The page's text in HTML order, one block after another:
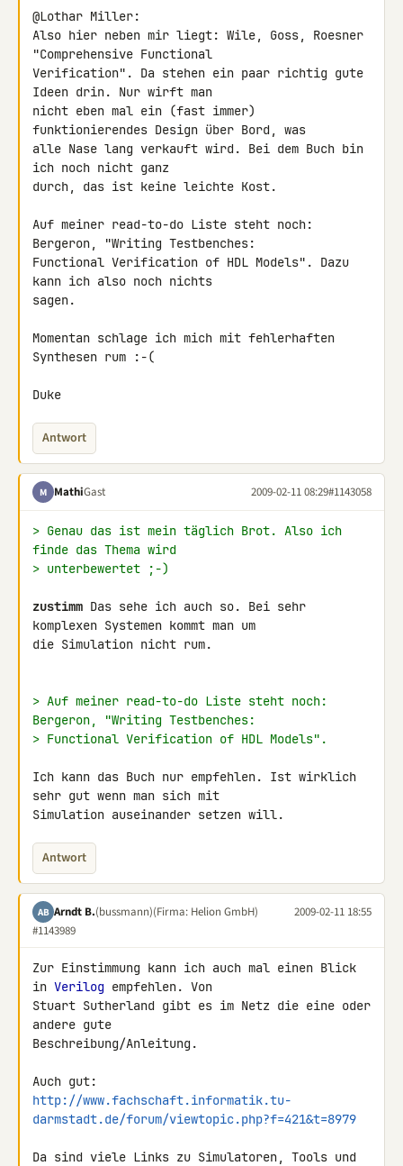
@Lothar Miller:
Also hier neben mir liegt: Wile, Goss, Roesner
"Comprehensive Functional
Verification". Da stehen ein paar richtig gute
Ideen drin. Nur wirft man
nicht eben mal ein (fast immer)
funktionierendes Design über Bord, was
alle Nase lang verkauft wird. Bei dem Buch bin
ich noch nicht ganz
durch, das ist keine leichte Kost.
Auf meiner read-to-do Liste steht noch:
Bergeron, "Writing Testbenches:
Functional Verification of HDL Models". Dazu
kann ich also noch nichts
sagen.
Momentan schlage ich mich mit fehlerhaften
Synthesen rum :-(
Duke
Antwort
M MathiGast 2009-02-11 08:29#1143058
> Genau das ist mein täglich Brot. Also ich
finde das Thema wird
> unterbewertet ;-)
zustimm Das sehe ich auch so. Bei sehr
komplexen Systemen kommt man um
die Simulation nicht rum.
> Auf meiner read-to-do Liste steht noch:
Bergeron, "Writing Testbenches:
> Functional Verification of HDL Models".
Ich kann das Buch nur empfehlen. Ist wirklich
sehr gut wenn man sich mit
Simulation auseinander setzen will.
Antwort
AB Arndt B.(bussmann)(Firma: Helion GmbH)
2009-02-11 18:55
#1143989
Zur Einstimmung kann ich auch mal einen Blick
in Verilog empfehlen. Von
Stuart Sutherland gibt es im Netz die eine oder
andere gute
Beschreibung/Anleitung.
http://www.fachschaft.informatik.tu-
darmstadt.de/forum/viewtopic.php?f=421&t=8979
Da sind viele Links zu Simulatoren, Tools und